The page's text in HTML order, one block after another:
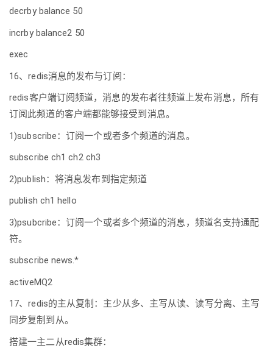
decrby balance 50
incrby balance2 50
exec
16、redis消息的发布与订阅：
redis客户端订阅频道，消息的发布者往频道上发布消息，所有
订阅此频道的客户端都能够接受到消息。
1)subscribe：订阅一个或者多个频道的消息。
subscribe ch1 ch2 ch3
2)publish：将消息发布到指定频道
publish ch1 hello
3)psubcribe：订阅一个或者多个频道的消息，频道名支持通配
符。
subscribe news.*
activeMQ2
17、redis的主从复制：主少从多、主写从读、读写分离、主写
同步复制到从。
搭建一主二从redis集群：